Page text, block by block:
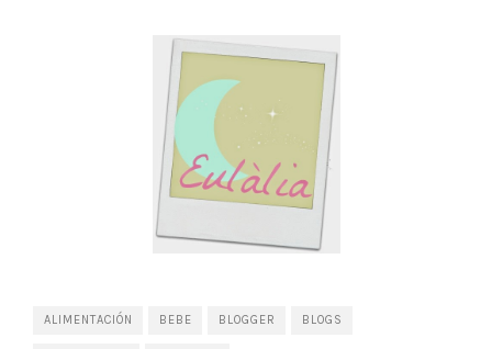
ALIMENTACIÓN BEBE BLOGGER BLOGS